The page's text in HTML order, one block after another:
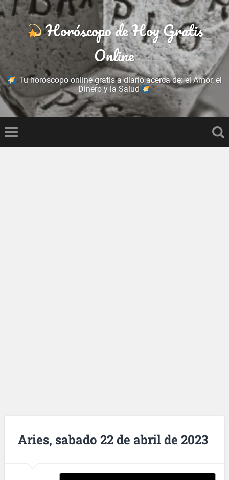
Horóscopo de Hoy Gratis
Online
Tu horóscopo online gratis a diario acerca de: el Amor, el
Dinero y la Salud
Aries, sabado 22 de abril de 2023